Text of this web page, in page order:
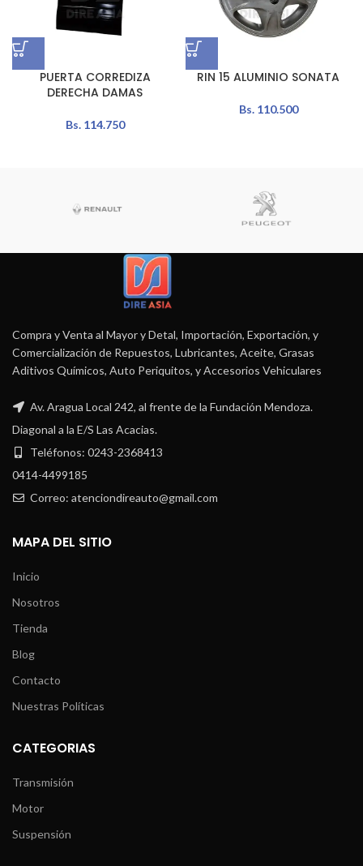
PUERTA CORREDIZA
DERECHA DAMAS
Bs.114.750
RIN 15 ALUMINIO SONATA
Bs.110.500
Compra y Venta al Mayor y Detal, Importación, Exportación, y
Comercialización de Repuestos, Lubricantes, Aceite, Grasas
Aditivos Químicos, Auto Periquitos, y Accesorios Vehiculares
Av. Aragua Local 242, al frente de la Fundación Mendoza.
Diagonal a la E/S Las Acacias.
Teléfonos: 0243-2368413
0414-4499185
Correo: atenciondireauto@gmail.com
MAPA DEL SITIO
Inicio
Nosotros
Tienda
Blog
Contacto
Nuestras Políticas
CATEGORIAS
Transmisión
Motor
Suspensión